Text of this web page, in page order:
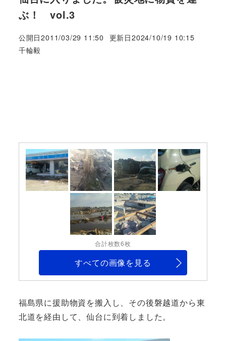
ぶ！ vol.3
公開日2011/03/29 11:50 更新日2024/10/19 10:15
著
千輪毅
合計枚数6枚
すべての画像を見る
福島県に援助物資を搬入し、その後磐越道から東
北道を経由して、仙台に到着しました。